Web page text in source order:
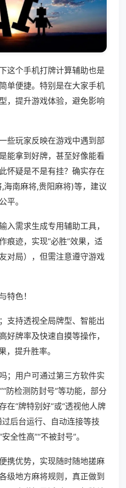
这个手机打牌计算辅助也是
单便捷。特别是在大家手机
，提升游戏体验，避免影响
些玩家反映在游戏中遇到部
能拿到好牌，甚至好像能看
怀疑是不是有挂？确实存在
海南麻将,贵阳麻将)等，建议
平。
入需求生成专用辅助工具，
痕迹，实现“必胜”效果，适
对局），但需注意遵守游戏
特色！
支持透视全局牌型、智能出
好牌率及快速自摸等操作，
，提升胜率。
；用户可通过第三方软件实
防检测防封号”等功能，部分
在“牌特别好”或“透视他人牌
后台运行、自动连接等技
全性高”“不被封号”。
携优势，实现随时随地搓麻
级地方麻将规则，真正做到